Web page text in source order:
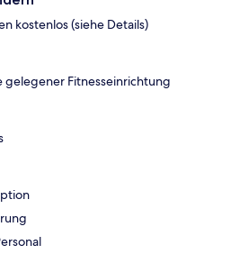
kostenlos (siehe Details)
gelegener Fitnesseinrichtung